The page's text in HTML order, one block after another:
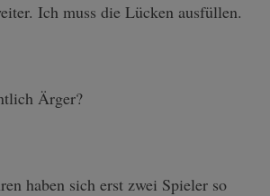
Ich muss die Lücken ausfüllen.
Ärger?
haben sich erst zwei Spieler so